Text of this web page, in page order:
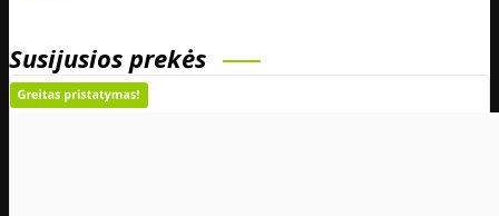
Susijusios prekės